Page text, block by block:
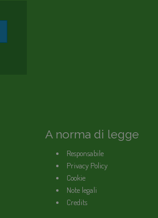
A norma di legge
Responsabile
Privacy Policy
Cookie
Note legali
Credits